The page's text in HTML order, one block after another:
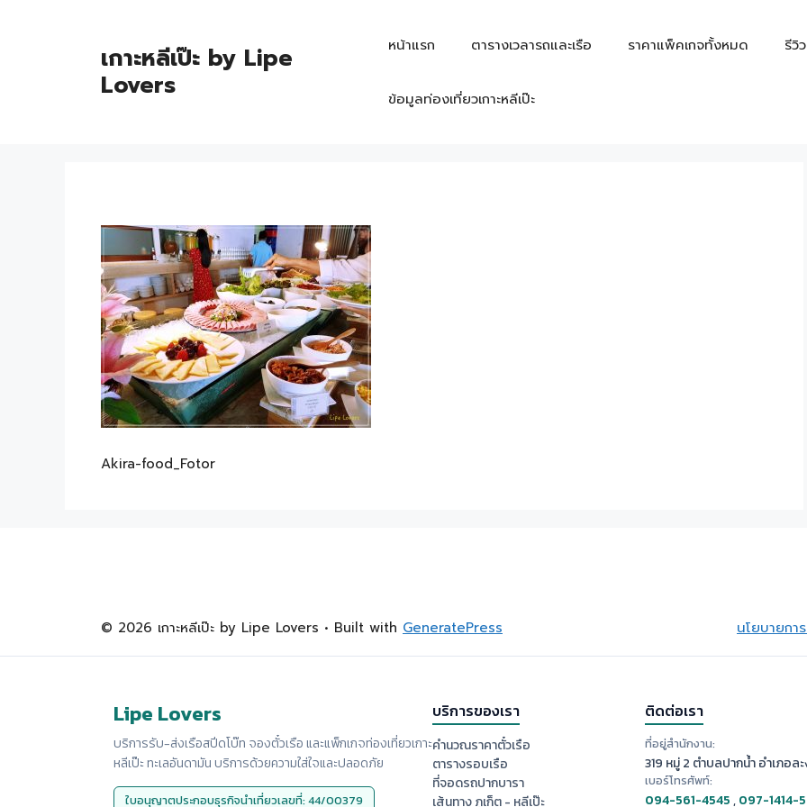
เกาะหลีเป๊ะ by Lipe
Lovers
หน้าแรก ตารางเวลารถและเรือ ราคาแพ็คเกจทั้งหมด รีวิ
ข้อมูลท่องเที่ยวเกาะหลีเป๊ะ
Akira-food_Fotor
นโยบายกา
© 2026 เกาะหลีเป๊ะ by Lipe Lovers • Built with GeneratePress
Lipe Lovers
บริการรับ-ส่งเรือสปีดโบ๊ท จองตั๋วเรือ และแพ็กเกจท่องเที่ยวเกาะ
หลีเป๊ะ ทะเลอันดามัน บริการด้วยความใส่ใจและปลอดภัย
ใบอนุญาตประกอบธุรกิจนำเที่ยวเลขที่: 44/00379
บริการของเรา
คำนวณราคาตั๋วเรือ
ตารางรอบเรือ
ที่จอดรถปากบารา
เส้นทาง ภูเก็ต - หลีเป๊ะ
ติดต่อเรา
ที่อยู่สำนักงาน:
319 หมู่ 2 ตำบลปากน้ำ อำเภอล
เบอร์โทรศัพท์:
094-561-4545,097-1414-